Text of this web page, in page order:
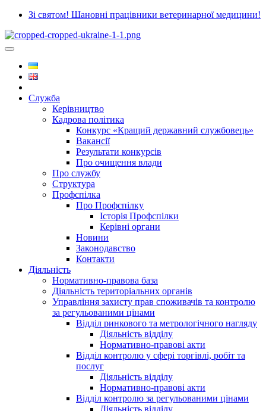
Зі святом! Шановні працівники ветеринарної медицини!
Служба
Керівництво
Кадрова політика
Конкурс «Кращий державний службовець»
Вакансії
Результати конкурсів
Про очищення влади
Про службу
Структура
Профспілка
Про Профспілку
Історія Профспілки
Керівні органи
Новини
Законодавство
Контакти
Діяльність
Нормативно-правова база
Діяльність територіальних органів
Управління захисту прав споживачів та контролю
за регульованими цінами
Відділ ринкового та метрологічного нагляду
Діяльність відділу
Нормативно-правові акти
Відділ контролю у сфері торгівлі, робіт та
послуг
Діяльність відділу
Нормативно-правові акти
Відділ контролю за регульованими цінами
Діяльність відділу